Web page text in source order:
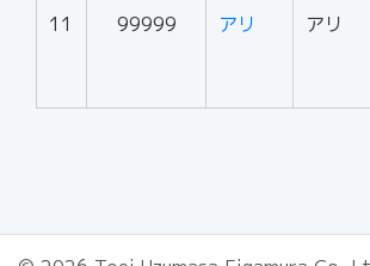
11 99999 アリ アリ